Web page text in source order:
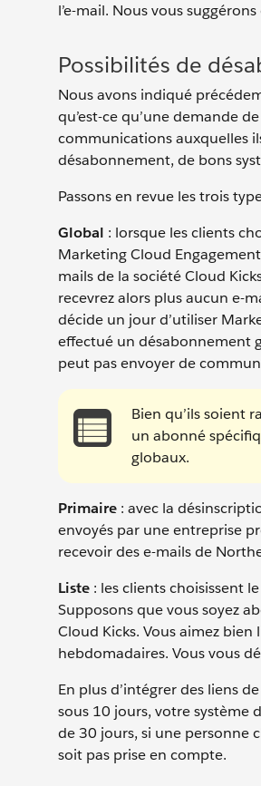
l’e-mail. Nous vous
Possibilités de
Nous avons indiqué
qu’est-ce qu’une demande
communications auxquelles
désabonnement, de bons
Passons en revue les trois
Global : lorsque les clients
Marketing Cloud
mails de la société Cloud
recevrez alors plus aucun e-
décide un jour d’utiliser
effectué un désabonnement
peut pas envoyer de
Bien qu’ils soient
un abonné
globaux.
Primaire : avec la
envoyés par une entreprise
recevoir des e-mails de
Liste : les clients choisissent
Supposons que vous soyez
Cloud Kicks. Vous aimez
hebdomadaires. Vous vous
En plus d’intégrer des liens
sous 10 jours, votre système
de 30 jours, si une personne
soit pas prise en compte.